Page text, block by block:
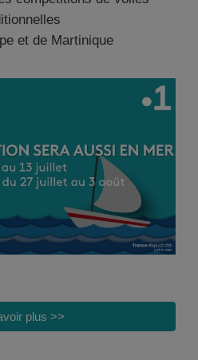
et de Martinique
plus >>